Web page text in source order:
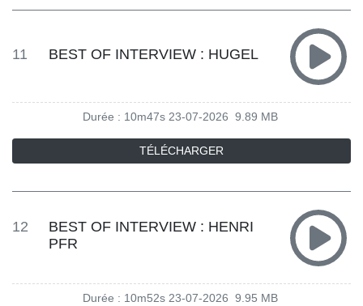
11 BEST OF INTERVIEW : HUGEL
Durée : 10m47s 23-07-2026 9.89 MB
TÉLÉCHARGER
12
BEST OF INTERVIEW : HENRI
PFR
Durée : 10m52s 23-07-2026 9.95 MB